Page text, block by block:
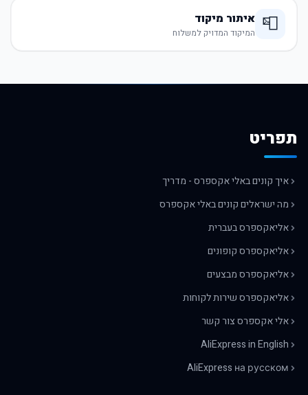
📮 איתור מיקוד
המיקוד המדויק למשלוח
תפריט
איך קונים באלי אקספרס - מדריך
מה ישראלים קונים באלי אקספרס
אליאקספרס בעברית
אליאקספרס קופונים
אליאקספרס מבצעים
אליאקספרס שירות לקוחות
אלי אקספרס צור קשר
AliExpress in English
AliExpress на русском